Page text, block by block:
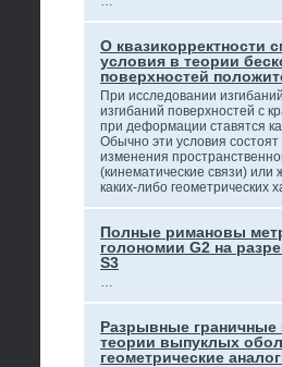
О квазикорректности
условия в теории
поверхностей
При исследовании
изгибаний поверхностей с
при деформации ставятся
Обычно эти условия
изменения
(кинематические связи)
каких-либо геометрических
Полные римановы
голономии G2 на
S3
…
Разрывные граничные
теории выпуклых
геометрические